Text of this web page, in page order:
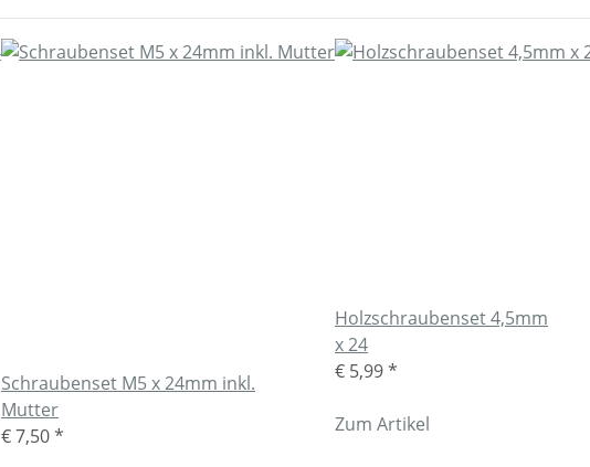
Schraubenset M5 x 24mm inkl.
Mutter
€ 7,50*
Holzschraubenset 4,5mm
x 24
€ 5,99*
Zum Artikel